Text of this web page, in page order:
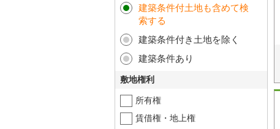
建築条件付土地も含めて検
索する
建築条件付き土地を除く
建築条件あり
敷地権利
所有権
賃借権・地上権